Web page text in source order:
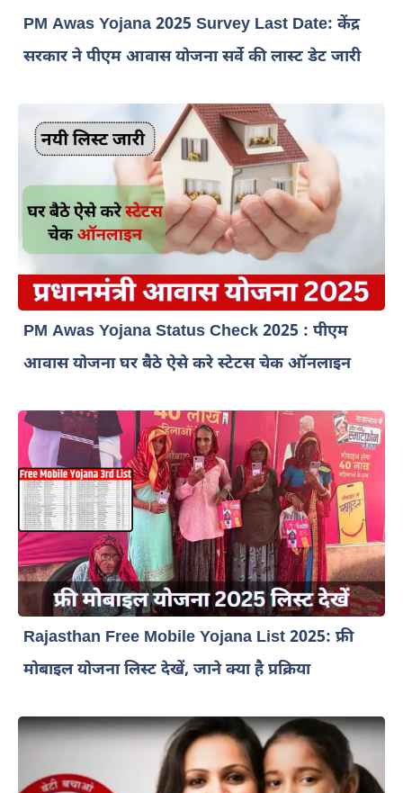
PM Awas Yojana 2025 Survey Last Date: केंद्र
सरकार ने पीएम आवास योजना सर्वे की लास्ट डेट जारी
PM Awas Yojana Status Check 2025 : पीएम
आवास योजना घर बैठे ऐसे करे स्टेटस चेक ऑनलाइन
Rajasthan Free Mobile Yojana List 2025: फ्री
मोबाइल योजना लिस्ट देखें, जाने क्या है प्रक्रिया